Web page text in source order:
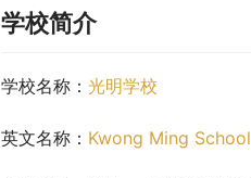
学校简介
学校名称： 光明学校
英文名称： Kwong Ming School